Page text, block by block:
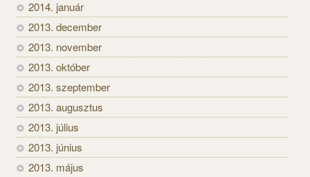
2014. január
2013. december
2013. november
2013. október
2013. szeptember
2013. augusztus
2013. július
2013. június
2013. május